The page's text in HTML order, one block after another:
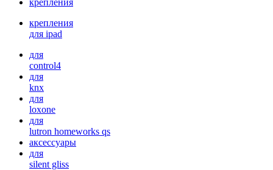
крепления
крепления
для ipad
для
control4
для
knx
для
loxone
для
lutron homeworks qs
аксессуары
для
silent gliss